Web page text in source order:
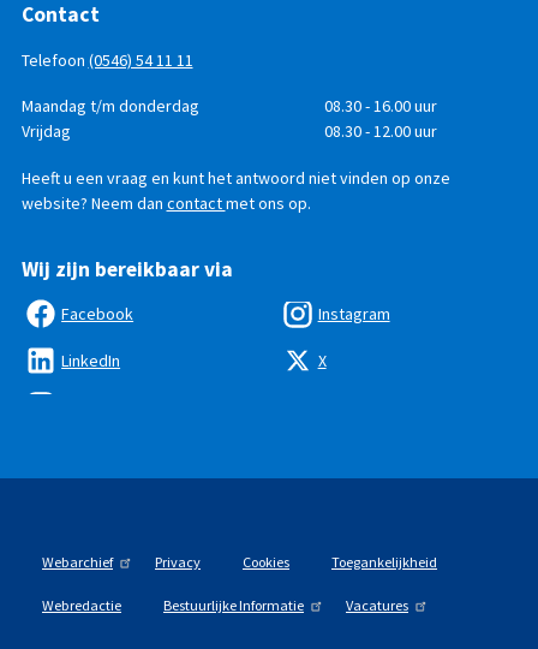
Contact
Telefoon (0546) 54 11 11
Telefonisch
bereikbaar
DagTijd
Maandag t/m donderdag
08.30 - 16.00 uur
Vrijdag
08.30 - 12.00 uur
Heeft u een vraag en kunt het antwoord niet vinden op onze
website? Neem dan contactmet ons op.
Wij zijn bereikbaar via
Facebook
LinkedIn
Instagram
X
Webarchief Privacy Cookies Toegankelijkheid
Webredactie Bestuurlijke Informatie Vacatures